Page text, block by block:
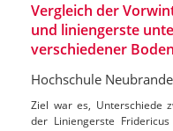
Vergleich der
und liniengerste
verschiedener
Hochschule
Ziel war es, Unterschiede
der Liniengerste